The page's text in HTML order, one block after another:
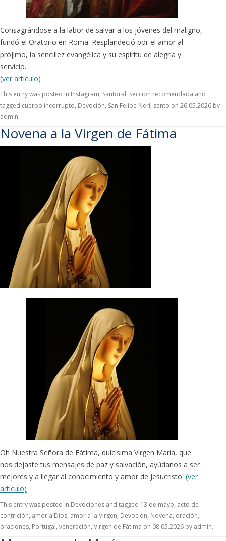
Consagrándose a la labor de salvar a los jóvenes del maligno,
fundó el Oratorio en Roma. Resplandeció por el amor al
prójimo, la sencillez evangélica y su espíritu de alegría y
servicio.
(ver artículo)
This entry was posted in Instagram, Santoral, Seccion recomendada and
tagged cuerpo incorrupto, Devoción, San Felipe Neri, santo on 26.05.2026 by
admin.
Novena a la Virgen de Fátima
Oh Nuestra Señora de Fátima, dulcísima Virgen María, que
nos dejaste tus mensajes de paz y salvación, ayúdanos a ser
mejores y a llegar al conocimiento y amor de Jesucristo. (ver
artículo)
This entry was posted in Devociones and tagged 13 de mayo, acto de
contrición, amor a Dios, amor a la Virgen, Devoción, Novena, oración,
oraciones, Portugal, veneración, Virgen de Fátima on 08.05.2026 by admin.